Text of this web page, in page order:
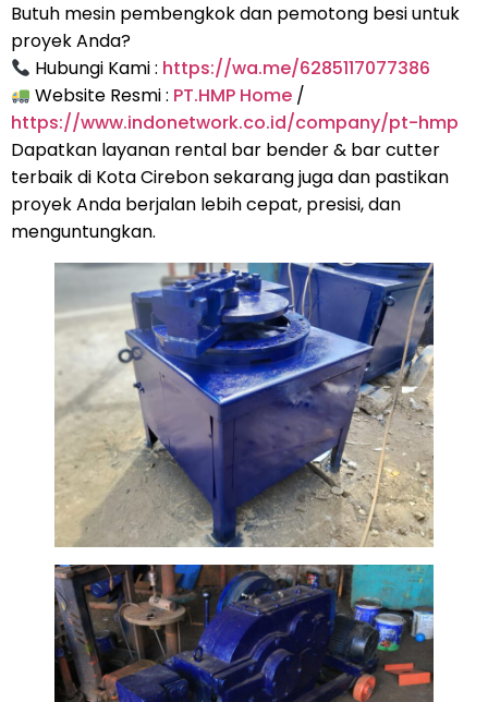
Butuh mesin pembengkok dan pemotong besi untuk
proyek Anda?
Hubungi Kami : https://wa.me/6285117077386
Website Resmi : PT.HMP Home /
https://www.indonetwork.co.id/company/pt-hmp
Dapatkan layanan rental bar bender & bar cutter
terbaik di Kota Cirebon sekarang juga dan pastikan
proyek Anda berjalan lebih cepat, presisi, dan
menguntungkan.